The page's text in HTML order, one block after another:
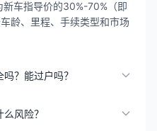
车指导价的30%-70%（即
龄、里程、手续类型和市场
？能过户吗？
风险？